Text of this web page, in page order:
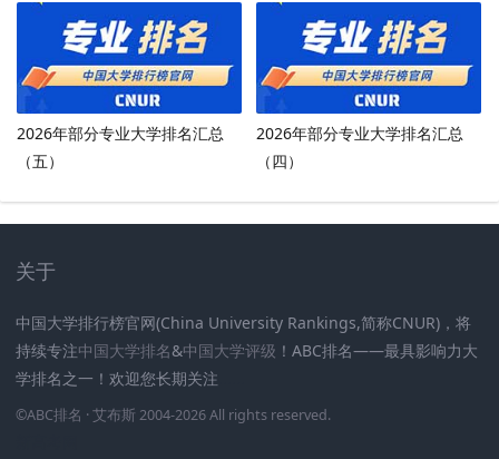
2026年部分专业大学排名汇总
（五）
2026年部分专业大学排名汇总
（四）
关于
中国大学排行榜官网(China University Rankings,简称CNUR)，将
持续专注中国大学排名&中国大学评级 ！ABC排名——最具影响力大
学排名之一！欢迎您长期关注
©ABC排名 · 艾布斯 2004-2026 All rights reserved.